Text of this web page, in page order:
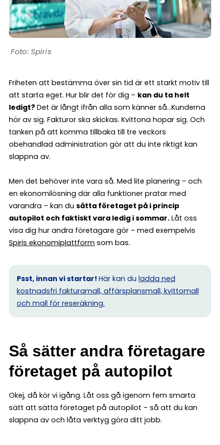
Spiris
Friheten att bestämma över sin tid är ett starkt motiv till
att starta eget. Hur blir det för dig – kan du ta helt
ledigt? Det är långt ifrån alla som känner så…Kunderna
hör av sig. Fakturor ska skickas. Kvittona hopar sig. Och
tanken på att komma tillbaka till tre veckors
obehandlad administration gör att du inte riktigt kan
slappna av.
Men det behöver inte vara så. Med lite planering – och
en ekonomilösning där alla funktioner pratar med
varandra – kan du sätta företaget på i princip
autopilot och faktiskt vara ledig i sommar. Låt oss
visa dig hur andra företagare gör – med exempelvis
Spiris ekonomiplattform som bas.
Psst, innan vi startar! Här kan du ladda ned
kostnadsfri fakturamall, affärsplansmall, kvittomall
och mall för reseräkning.
Så sätter andra företagare
företaget på autopilot
Okej, då kör vi igång. Låt oss gå igenom fem smarta
sätt att sätta företaget på autopilot – så att du kan
slappna av och låta verktyg göra ditt jobb.